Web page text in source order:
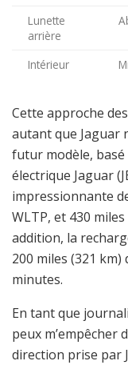
Lunette
arrière
Intérieur
Cette approche
autant que Jaguar
futur modèle,
électrique Jaguar
impressionnante
WLTP, et 430
addition, la
200 miles (321
minutes.
En tant que
peux m’empêcher
direction prise par